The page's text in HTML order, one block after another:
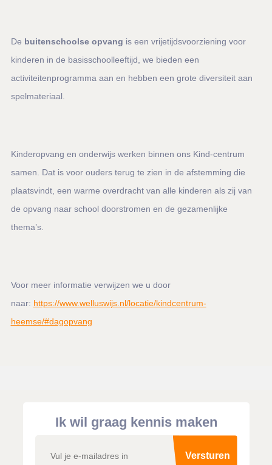
De buitenschoolse opvang is een vrijetijdsvoorziening voor
kinderen in de basisschoolleeftijd, we bieden een
activiteitenprogramma aan en hebben een grote diversiteit aan
spelmateriaal.
Kinderopvang en onderwijs werken binnen ons Kind-centrum
samen. Dat is voor ouders terug te zien in de afstemming die
plaatsvindt, een warme overdracht van alle kinderen als zij van
de opvang naar school doorstromen en de gezamenlijke
thema’s.
Voor meer informatie verwijzen we u door
naar: https://www.welluswijs.nl/locatie/kindcentrum-
heemse/#dagopvang
Ik wil graag kennis maken
Versturen